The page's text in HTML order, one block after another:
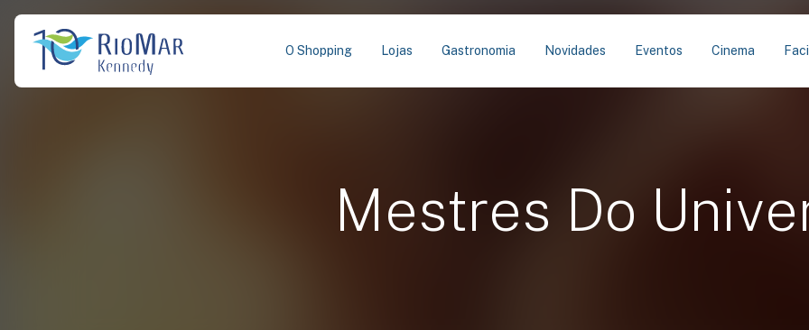
O Shopping Lojas Gastronomia Novidades Eventos Cinema
Mestres Do